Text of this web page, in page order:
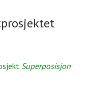
Superposisjon